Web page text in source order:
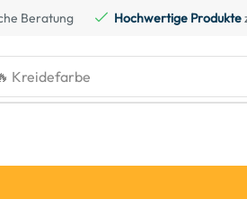
Beratung Hochwertige Produkte
Kreidefarbe